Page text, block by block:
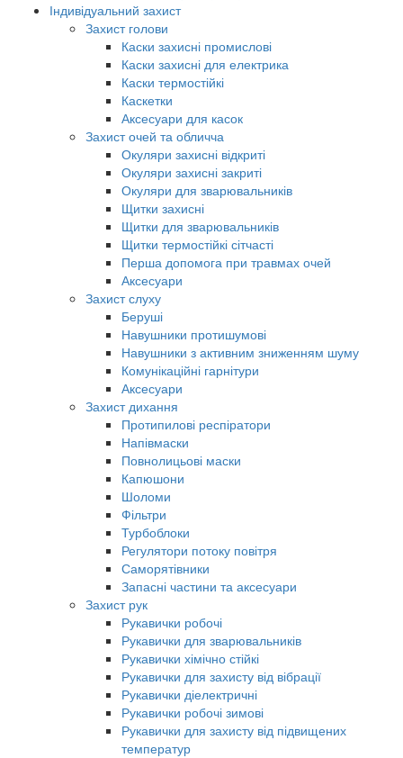
Індивідуальний захист
Захист голови
Каски захисні промислові
Каски захисні для електрика
Каски термостійкі
Каскетки
Аксесуари для касок
Захист очей та обличча
Окуляри захисні відкриті
Окуляри захисні закриті
Окуляри для зварювальників
Щитки захисні
Щитки для зварювальників
Щитки термостійкі сітчасті
Перша допомога при травмах очей
Аксесуари
Захист слуху
Беруші
Навушники протишумові
Навушники з активним зниженням шуму
Комунікаційні гарнітури
Аксесуари
Захист дихання
Протипилові респіратори
Напівмаски
Повнолицьові маски
Капюшони
Шоломи
Фільтри
Турбоблоки
Регулятори потоку повітря
Саморятівники
Запасні частини та аксесуари
Захист рук
Рукавички робочі
Рукавички для зварювальників
Рукавички хімічно стійкі
Рукавички для захисту від вібрації
Рукавички діелектричні
Рукавички робочі зимові
Рукавички для захисту від підвищених
температур